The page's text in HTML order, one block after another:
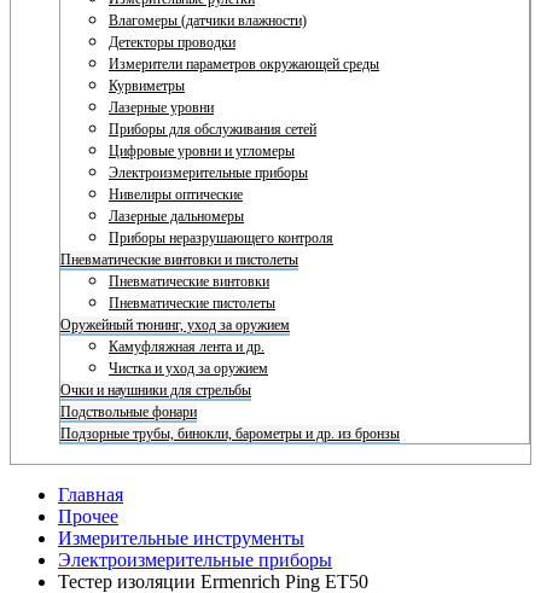
Влагомеры (датчики влажности)
Детекторы проводки
Измерители параметров окружающей среды
Курвиметры
Лазерные уровни
Приборы для обслуживания сетей
Цифровые уровни и угломеры
Электроизмерительные приборы
Нивелиры оптические
Лазерные дальномеры
Приборы неразрушающего контроля
Пневматические винтовки и пистолеты
Пневматические винтовки
Пневматические пистолеты
Оружейный тюнинг, уход за оружием
Камуфляжная лента и др.
Чистка и уход за оружием
Очки и наушники для стрельбы
Подствольные фонари
Подзорные трубы, бинокли, барометры и др. из бронзы
Главная
Прочее
Измерительные инструменты
Электроизмерительные приборы
Тестер изоляции Ermenrich Ping ET50